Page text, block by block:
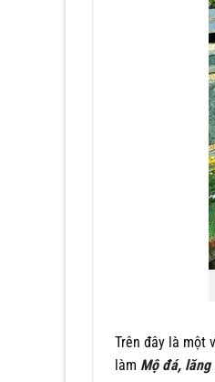
Trên đây là một
làm Mộ đá, lăng